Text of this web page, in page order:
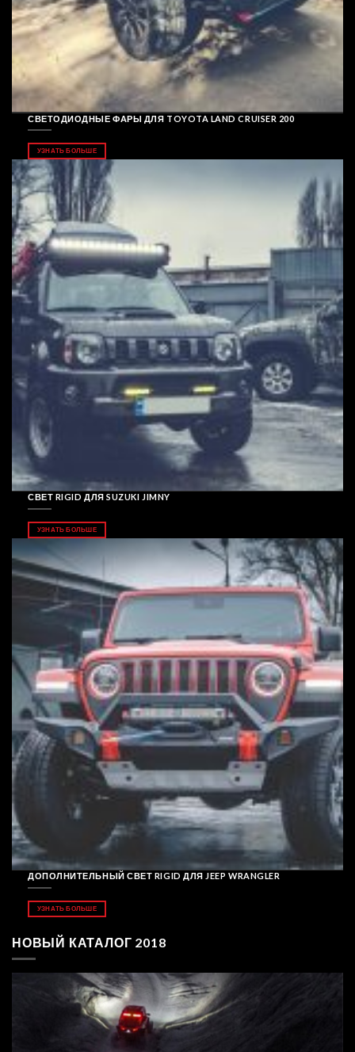
СВЕТОДИОДНЫЕ ФАРЫ ДЛЯ TOYOTA LAND CRUISER 200
УЗНАТЬ БОЛЬШЕ
СВЕТ RIGID ДЛЯ SUZUKI JIMNY
УЗНАТЬ БОЛЬШЕ
ДОПОЛНИТЕЛЬНЫЙ СВЕТ RIGID ДЛЯ JEEP WRANGLER
УЗНАТЬ БОЛЬШЕ
НОВЫЙ КАТАЛОГ 2018